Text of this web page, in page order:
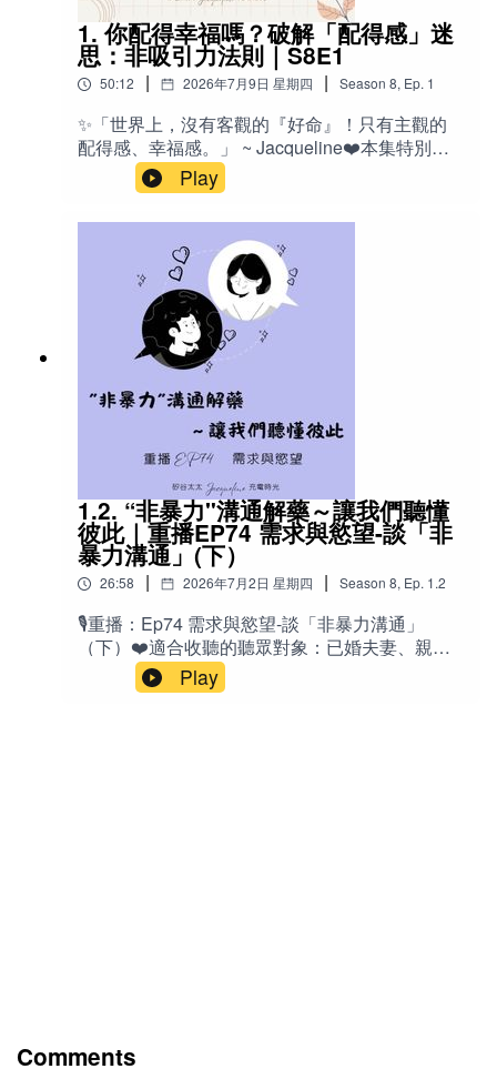
層的心理機制，以及它如何影響我們對幸福、成
功、失敗、人際關係與人生挑戰的感受。節目中
除了引用孟子《天將降大任於斯人也》的智慧，
也分享神經外科醫師 Dr. Michael Egnor 對自由意
志、意識與靈魂的研究觀點，並比較「配得
感」、「價值感」、「應得感」與「該得感」四
種人生狀態，幫助我們重新理解：真正決定幸福
的，並不是外在發生了什麼，而是我們是否有能
受的一切，都正在默默擴充你承接幸福的容量。
🔤 英文Sense of Deservingness 配得
感 Sense of Worthiness 價值感 Sense of
Entitlement 應得感 Homeostasis 體內恆
定、體內穩態 Arousal 喚醒狀態、清醒程
度 Movement 動作控制 Perceiving 感
知、知覺 Memory 記
憶 Emotion 情
緒 Pseudoscience 偽科學（作者主張可理
解為「未科學」）Free Will 自由意
志 Rational Thinking 理性思考 Imposter
Syndrome 冒名頂替症候群 Education 教
育（引導內在能力） Unlearn 反教育、去除
舊有學習 📚 台語諺語：「狀元子好生，生意子
歹生」👨‍⚕️人物Dr. Michael Egnor （美國小兒神經
外科）孟子 中國古代哲人 🌟金句「你一直默默努
的能力。」（這就是「配得感」的終極內涵！）
「當天時地利人合時，屬於你的一切，終將回到
你的生命經驗中。」「學習配得感，能讓我們與
《靈魂的想要》接軌。」「配得感，不只是相信
1. 你配得幸福嗎？破解「配得感」迷
思：非吸引力法則｜S8E1
50:12 | 2026年7月9日 星期四 | Season 8, Ep. 1
✨「世界上，沒有客觀的『好命』！只有主觀的
配得感、幸福感。」 ~ Jacqueline❤️本集特別適
合：常覺得自己「不夠好」、「不值得被愛」的
人明明擁有很多，卻始終無法感到滿足與幸福的
人總是在感情中反覆測試對方、害怕失去的人容
易拖延、自我設限、自我破壞（Self-Sabotage）
的人對吸引力法則、顯化（Manifestation）、身
心靈、自我成長有興趣，但希望有更深入思辨的
人正在尋找人生方向、職涯定位或思考「真正想
要的是什麼」的人父母、教育工作者，以及想了
解孩子天賦與內在動力的人想建立真正自信，而
不是靠自我催眠獲得短暫信心的人✍️ 你真的相信
「只要相信自己值得，就能得到一切」嗎？近年
來，「配得感」成了自我成長圈最熱門的關鍵字
之一。但，也許我們一直誤會了它。真正的配得
感，不是拼命告訴自己「我值得」，也不是靠吸
引力法則去顯化人生，而是一種深刻認識自己的
能力。在這一集節目中， Ｊ分享多年催眠與教練
工作的觀察，以及自己的生命經驗，重新定義什
麼是真正的「配得感」。我們將一起探討：為什
麼有人被深愛，卻始終感受不到幸福？為什麼越
缺乏配得感，越容易自我破壞（Self-
Sabotage）？為什麼真正的配得感，不只是自
信，更包含勇氣與感恩？為什麼幸福，不是追求
別人的人生，而是找到真正屬於自己的生命位
它。」——Charlie Munger 「感恩，讓配得感不
Play
1.2. “非暴力"溝通解藥～讓我們聽懂
彼此｜重播EP74 需求與慾望-談「非
暴力溝通」(下）
26:58 | 2026年7月2日 星期四 | Season 8, Ep. 1.2
🎙️重播：Ep74 需求與慾望-談「非暴力溝通」
（下）❤️適合收聽的聽眾對象：已婚夫妻、親子
關係中的父母、與原生家庭互動頻繁的人，以及
任何希望改善人際溝通、減少衝突、追求更和諧
Nonjudgmental：不帶評斷的Need / Needs：需
Play
Comments